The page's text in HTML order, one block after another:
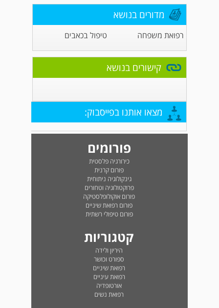
מדורים בנושא
רפואת משפחה טיפול בכאבים
קישורים בנושא
מצאו אותנו בפייסבוק:
פורומים
כירורגיה פלסטית
פורום קרנית
גינקולוגיה ניתוחית
פרוקטולוגיה וטחורים
פורום אוקולופלסטיקה
פורום רפואת שיניים
פורום טיפולי רשתית
קטגוריות
היריון ולידה
ספורט וכושר
רפואת שיניים
רפואת עיניים
אורטופדיה
רפואת נשים